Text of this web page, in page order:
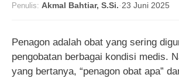
Penulis: Akmal Bahtiar, S.Si. · 23 Juni 2025
Penagon adalah obat yang sering
pengobatan berbagai kondisi medis.
yang bertanya, “penagon obat apa”